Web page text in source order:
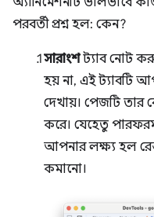
পরবর্তী প্রশ্ন হল: কেন?
সারাংশট্যাব নোট
হয় না, এই ট্যাবটি
দেখায়। পেজটি তার
করে। যেহেতু
আপনার লক্ষ্য হল
কমানো।